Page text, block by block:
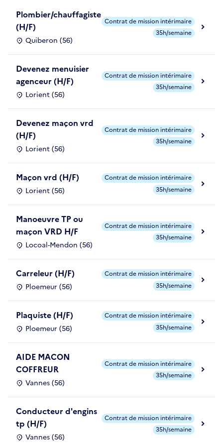
Plombier/chauffagiste
(H/F)
Quiberon (56)
Contrat de mission intérimaire
35h/semaine
Devenez menuisier
agenceur (H/F)
Lorient (56)
Contrat de mission intérimaire
35h/semaine
Devenez maçon vrd
(H/F)
Lorient (56)
Contrat de mission intérimaire
35h/semaine
Maçon vrd (H/F)
Lorient (56)
Contrat de mission intérimaire
35h/semaine
Manoeuvre TP ou
maçon VRD H/F
Locoal-Mendon (56)
Contrat de mission intérimaire
35h/semaine
Carreleur (H/F)
Ploemeur (56)
Contrat de mission intérimaire
35h/semaine
Plaquiste (H/F)
Ploemeur (56)
Contrat de mission intérimaire
35h/semaine
AIDE MACON
COFFREUR
Vannes (56)
Contrat de mission intérimaire
35h/semaine
Conducteur d'engins
tp (H/F)
Vannes (56)
Contrat de mission intérimaire
35h/semaine